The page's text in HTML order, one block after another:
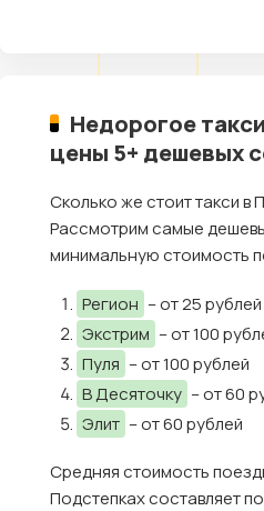
Недорогое
цены 5+ дешевых
Сколько же стоит такси в
Рассмотрим самые
минимальную стоимость
Регион – от 25 рублей
Экстрим – от 100
Пуля – от 100 рублей
В Десяточку – от 60
Элит – от 60 рублей
Средняя стоимость
Подстепках составляет